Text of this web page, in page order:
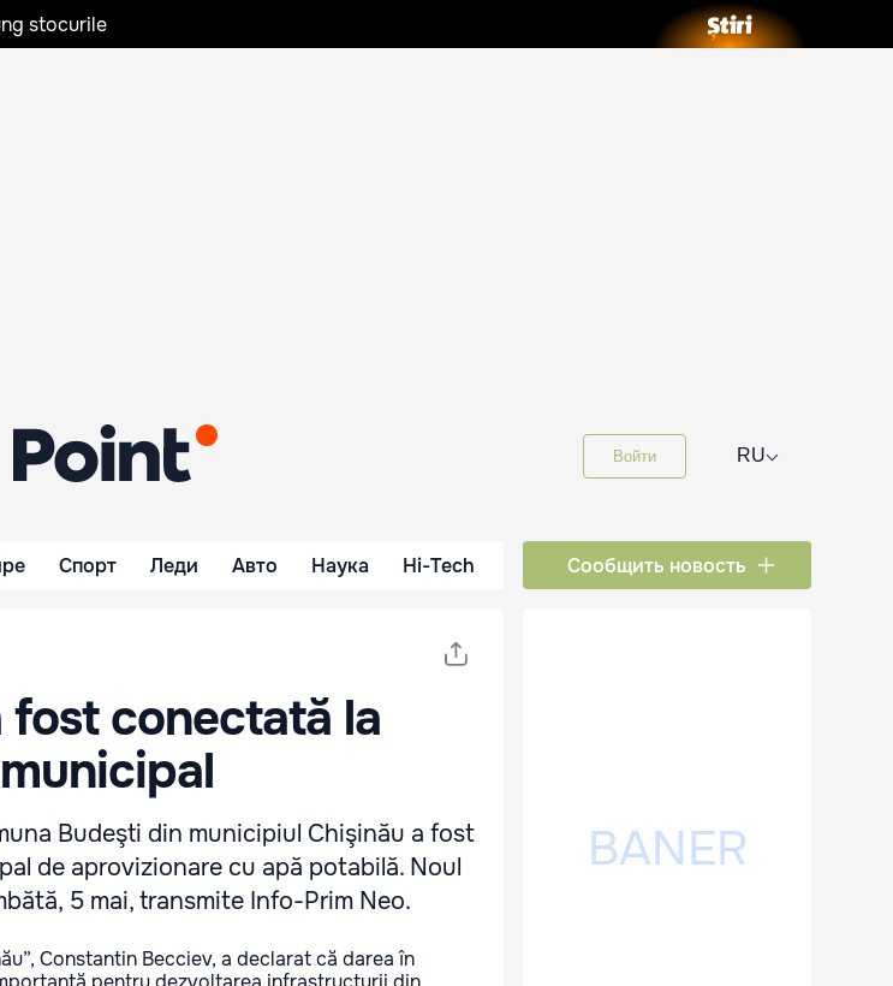
stocurile
Войти RU⌵
Спорт Леди Авто Наука Hi-Tech Сообщить новость
fost conectată la
Budeşti din municipiul Chişinău a fost
de aprovizionare cu apă potabilă. Noul
5 mai, transmite Info-Prim Neo.